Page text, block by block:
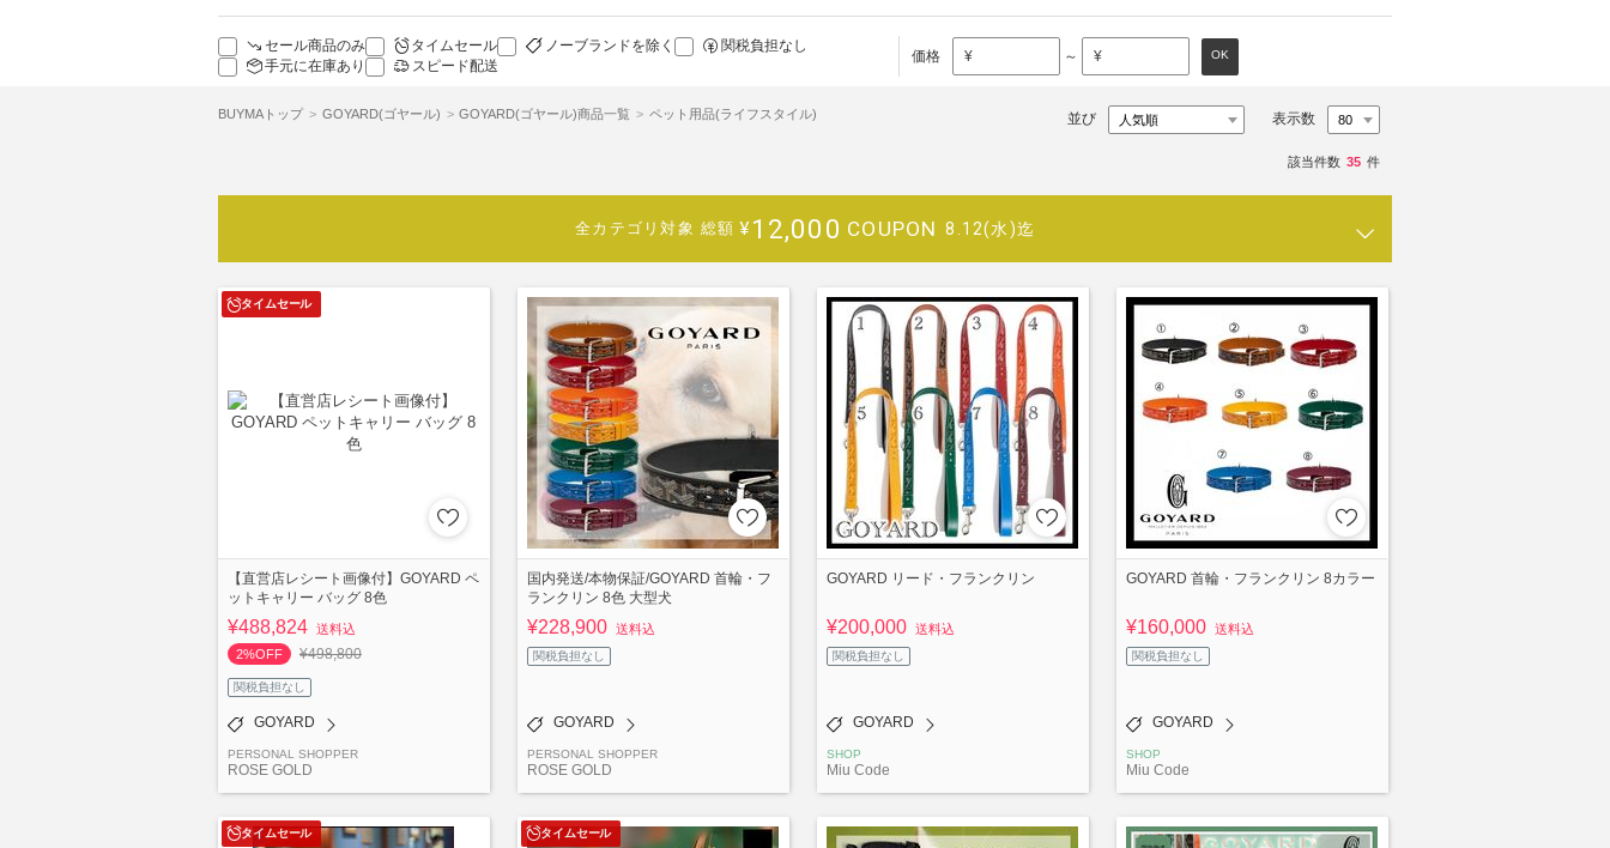
セール商品のみ タイムセール ノーブランドを除く
関税負担なし
手元に在庫あり
スピード配送
価格 ¥ ～ ¥ OK
BUYMAトップ GOYARD(ゴヤール) GOYARD(ゴヤール)商品一覧 ペット用品(ライフスタイル) 並び 表示数
該当件数 35 件
全カテゴリ対象 総額 ¥12,000 COUPON 8.12(水)迄
タイムセール
【直営店レシート画像付】GOYARD ペ
ットキャリー バッグ 8色
¥488,824 送料込
2%OFF
¥498,800
関税負担なし
GOYARD
PERSONAL SHOPPER
ROSE GOLD
国内発送/本物保証/GOYARD 首輪・フ
ランクリン 8色 大型犬
¥228,900 送料込
関税負担なし
GOYARD
PERSONAL SHOPPER
ROSE GOLD
GOYARD リード・フランクリン
¥200,000 送料込
関税負担なし
GOYARD
SHOP
Miu Code
GOYARD 首輪・フランクリン 8カラー
¥160,000 送料込
関税負担なし
GOYARD
SHOP
Miu Code
タイムセール タイムセール